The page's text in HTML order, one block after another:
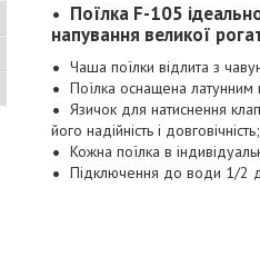
Поїлка F-105
напування великої
Чаша поїлки відлита з
Поїлка оснащена
Язичок для натиснення
його надійність і довговічність;
Кожна поїлка в
Підключення до води 1/2